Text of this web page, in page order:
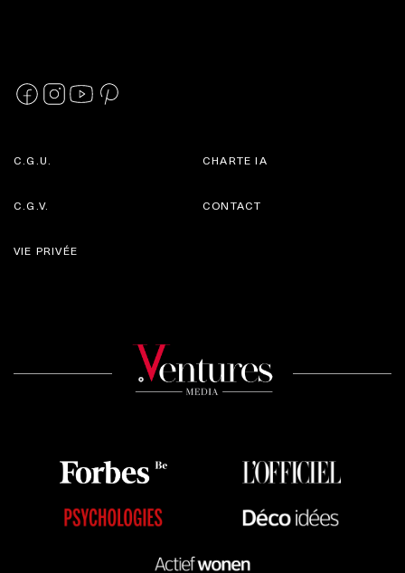
C.G.U.
C.G.V.
CHARTE IA
CONTACT
VIE PRIVÉE